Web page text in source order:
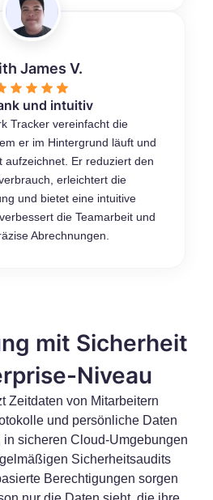
James V.
und intuitiv
Tracker vereinfacht die
er im Hintergrund läuft und
aufzeichnet. Er reduziert den
erleichtert die
und bietet eine intuitive
die Teamarbeit und
Abrechnungen.
mit Sicherheit
Niveau
Zeitdaten von Mitarbeitern
und persönliche Daten
sicheren Cloud-Umgebungen
Sicherheitsaudits
Berechtigungen sorgen